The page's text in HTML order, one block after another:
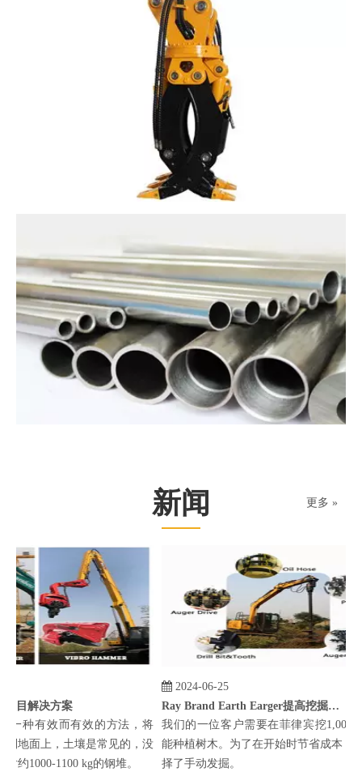
精密无缝钢管
精扎冷轧管
查看更多>
新闻 更多 »
目解决方案
种有效而有效的方法，将
地面上，土壤是常见的，没
约1000-1100 kg的钢堆。
2024-06-25
Ray Brand Earth Earger提高挖掘效率5次
我们的一位客户需要在菲律宾挖1,000个
能种植树木。为了在开始时节省成本，客
择了手动发掘。